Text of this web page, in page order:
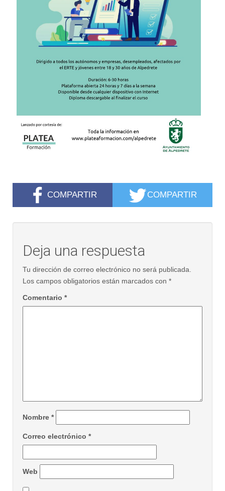
COMPARTIR COMPARTIR
Deja una respuesta
Tu dirección de correo electrónico no será publicada.
Los campos obligatorios están marcados con *
Comentario *
Nombre *
Correo electrónico *
Web